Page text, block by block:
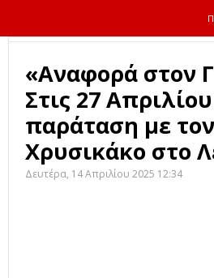
«Αναφορά στον
Στις 27
παράταση με
Χρυσικάκο στο
Δευτέρα, 14 Απριλίου 2025 12:34